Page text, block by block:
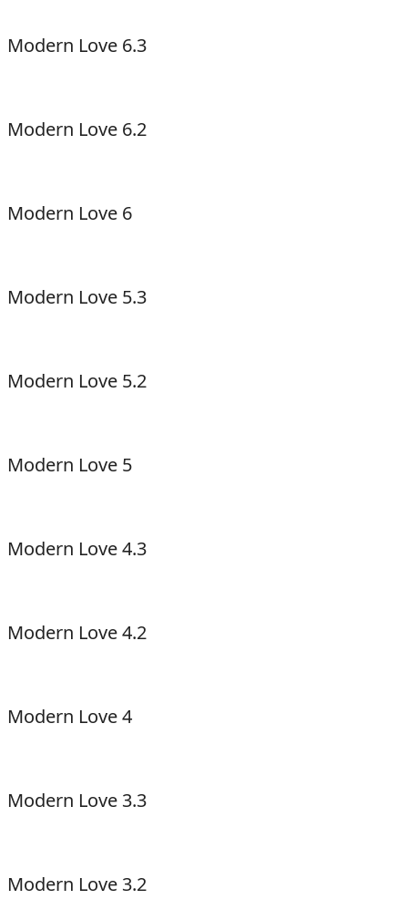
Modern Love 6.3
Modern Love 6.2
Modern Love 6
Modern Love 5.3
Modern Love 5.2
Modern Love 5
Modern Love 4.3
Modern Love 4.2
Modern Love 4
Modern Love 3.3
Modern Love 3.2